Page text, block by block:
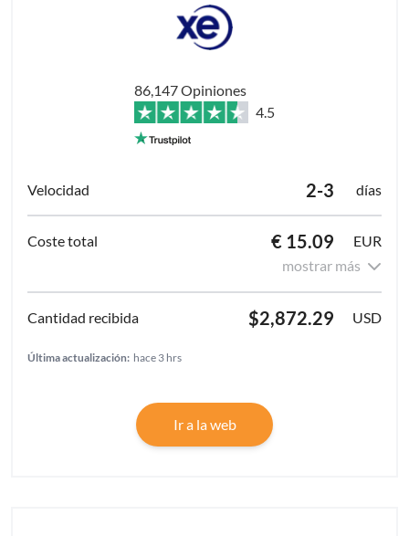
86,147 Opiniones
4.5
2-3 días
€ 15.09
EUR
mostrar más
$2,872.29 USD
Última actualización: hace 3 hrs
Ir a la web